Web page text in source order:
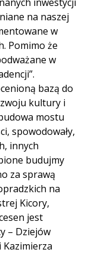
na naszej
w
Pomimo że
w
bazą do
kultury i
mostu
spowodowały,
innych
budujmy
za sprawą
na
Kicory,
jest
– Dziejów